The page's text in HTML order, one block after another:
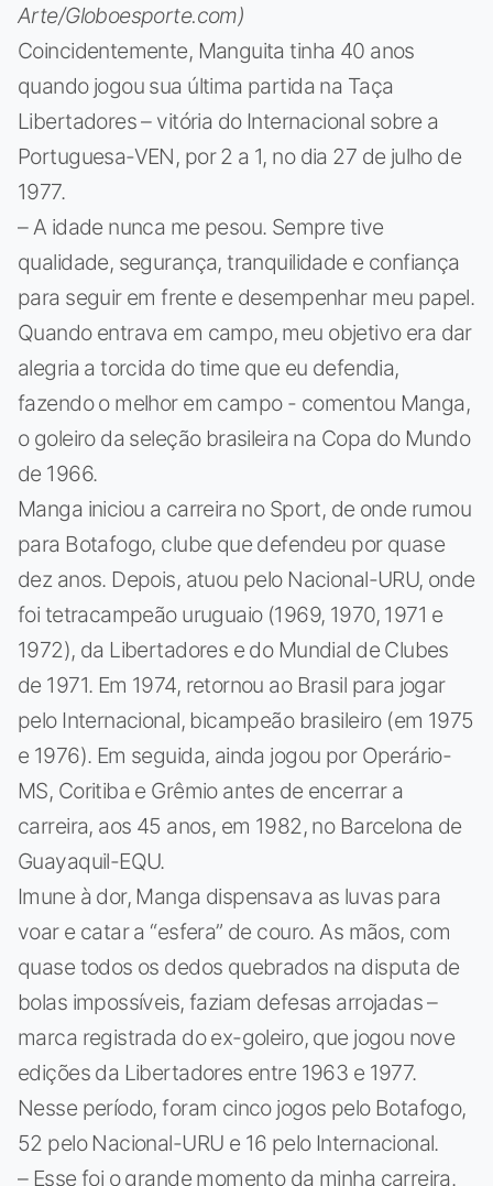
Arte/Globoesporte.com)
Coincidentemente, Manguita tinha 40 anos
quando jogou sua última partida na Taça
Libertadores – vitória do Internacional sobre a
Portuguesa-VEN, por 2 a 1, no dia 27 de julho de
1977.
– A idade nunca me pesou. Sempre tive
qualidade, segurança, tranquilidade e confiança
para seguir em frente e desempenhar meu papel.
Quando entrava em campo, meu objetivo era dar
alegria a torcida do time que eu defendia,
fazendo o melhor em campo - comentou Manga,
o goleiro da seleção brasileira na Copa do Mundo
de 1966.
Manga iniciou a carreira no Sport, de onde rumou
para Botafogo, clube que defendeu por quase
dez anos. Depois, atuou pelo Nacional-URU, onde
foi tetracampeão uruguaio (1969, 1970, 1971 e
1972), da Libertadores e do Mundial de Clubes
de 1971. Em 1974, retornou ao Brasil para jogar
pelo Internacional, bicampeão brasileiro (em 1975
e 1976). Em seguida, ainda jogou por Operário-
MS, Coritiba e Grêmio antes de encerrar a
carreira, aos 45 anos, em 1982, no Barcelona de
Guayaquil-EQU.
Imune à dor, Manga dispensava as luvas para
voar e catar a “esfera” de couro. As mãos, com
quase todos os dedos quebrados na disputa de
bolas impossíveis, faziam defesas arrojadas –
marca registrada do ex-goleiro, que jogou nove
edições da Libertadores entre 1963 e 1977.
Nesse período, foram cinco jogos pelo Botafogo,
52 pelo Nacional-URU e 16 pelo Internacional.
– Esse foi o grande momento da minha carreira.